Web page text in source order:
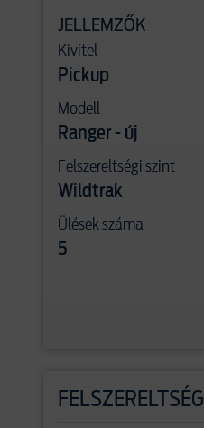
JELLEMZŐK
Kivitel
Pickup
Modell
Ranger - új
Felszereltségi szint
Wildtrak
Ülések száma
5
FELSZERELTSÉG